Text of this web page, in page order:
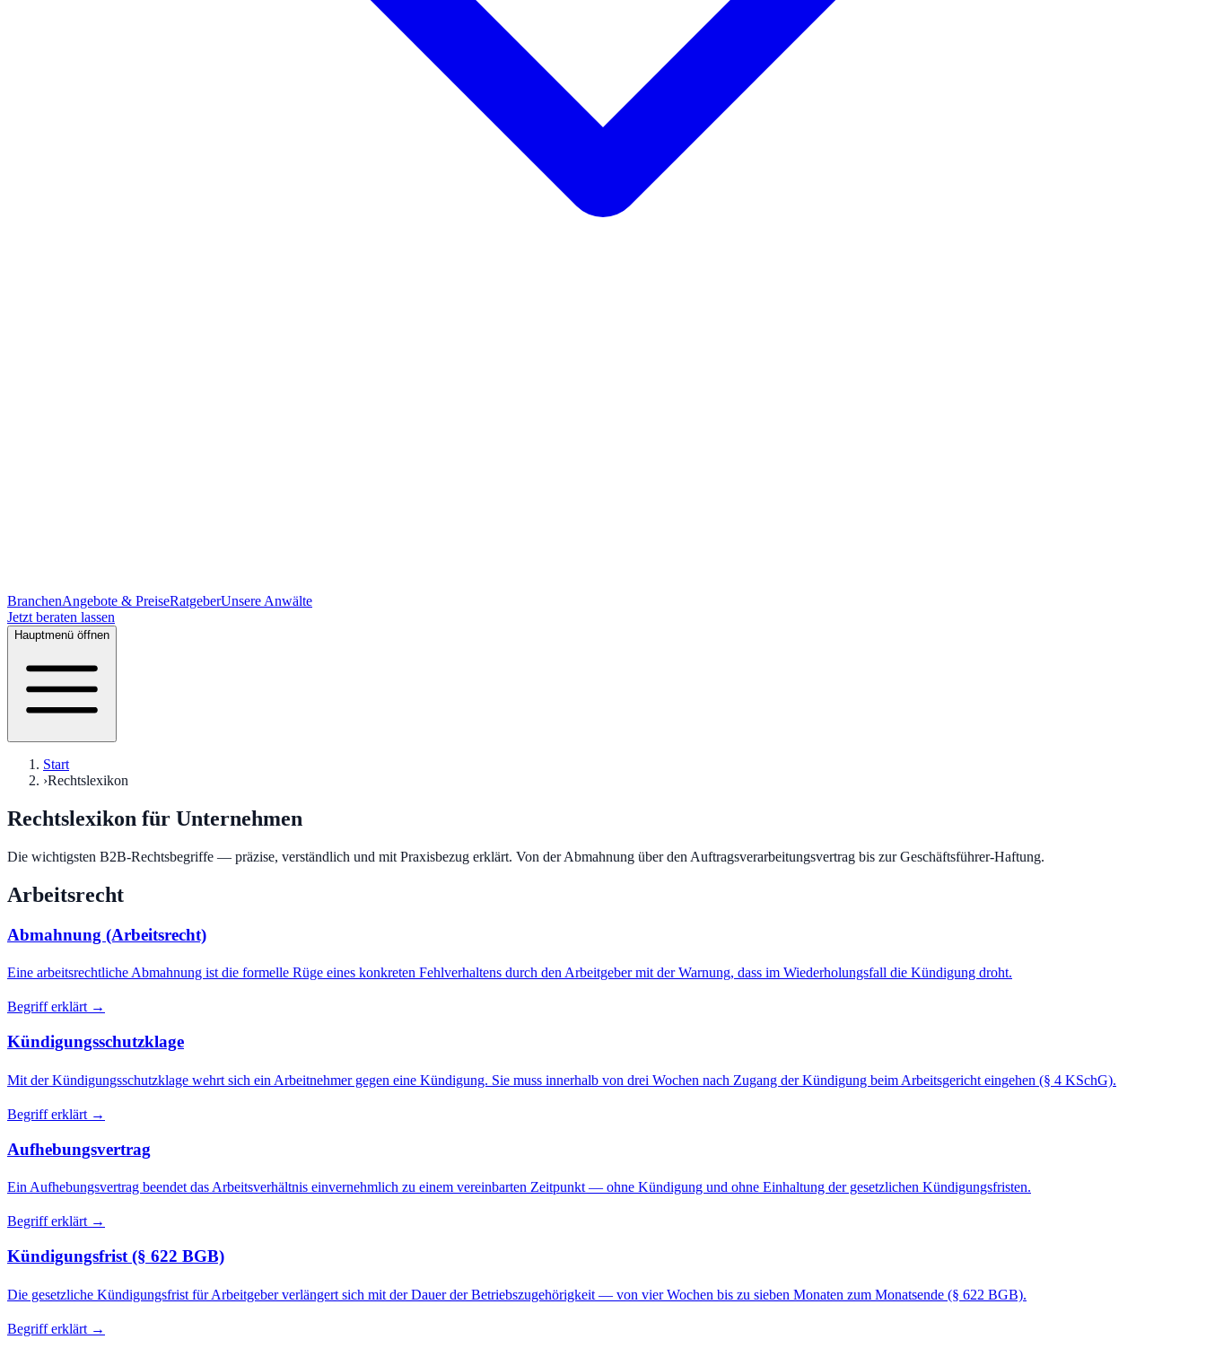
BranchenAngebote & PreiseRatgeberUnsere Anwälte
Jetzt beraten lassen
Hauptmenü öffnen
Start
›Rechtslexikon
Rechtslexikon für Unternehmen
Die wichtigsten B2B-Rechtsbegriffe — präzise, verständlich und mit Praxisbezug erklärt. Von der Abmahnung über den Auftragsverarbeitungsvertrag bis zur Geschäftsführer-Haftung.
Arbeitsrecht
Abmahnung (Arbeitsrecht)
Eine arbeitsrechtliche Abmahnung ist die formelle Rüge eines konkreten Fehlverhaltens durch den Arbeitgeber mit der Warnung, dass im Wiederholungsfall die Kündigung droht.
Begriff erklärt →
Kündigungsschutzklage
Mit der Kündigungsschutzklage wehrt sich ein Arbeitnehmer gegen eine Kündigung. Sie muss innerhalb von drei Wochen nach Zugang der Kündigung beim Arbeitsgericht eingehen (§ 4 KSchG).
Begriff erklärt →
Aufhebungsvertrag
Ein Aufhebungsvertrag beendet das Arbeitsverhältnis einvernehmlich zu einem vereinbarten Zeitpunkt — ohne Kündigung und ohne Einhaltung der gesetzlichen Kündigungsfristen.
Begriff erklärt →
Kündigungsfrist (§ 622 BGB)
Die gesetzliche Kündigungsfrist für Arbeitgeber verlängert sich mit der Dauer der Betriebszugehörigkeit — von vier Wochen bis zu sieben Monaten zum Monatsende (§ 622 BGB).
Begriff erklärt →